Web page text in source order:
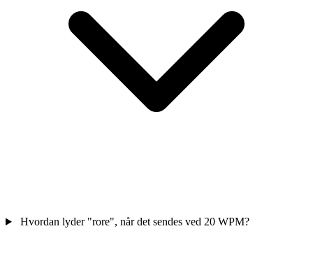
Hvordan lyder "rore", når det sendes ved 20 WPM?